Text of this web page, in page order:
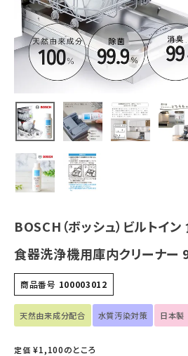
ホーム
新商品
美容・コスメ・香水
衛生用品
日用品雑貨
フェムケア
インナー・下着・ナイトウェア
キッズ・ベビー・マタニティ
BOSCH（ボッシュ）ビルトイ
食器洗浄機用庫内クリーナー
商品番号 100003012
天然由来成分配合 水質汚染対策 日本製
定価 ¥1,100のところ